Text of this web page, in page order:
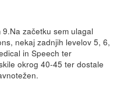
začetku sem ulagal
nekaj zadnjih levelov 5, 6,
in Speech ter
okrog 40-45 ter dostale